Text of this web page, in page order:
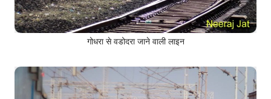
गोधरा से वडोदरा जाने वाली लाइन